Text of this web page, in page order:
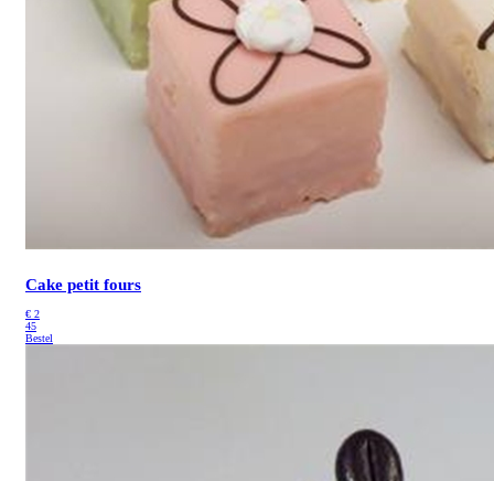
Cake petit fours
€ 2
45
Bestel